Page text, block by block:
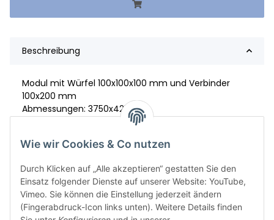
Beschreibung
Modul mit Würfel 100x100x100 mm und Verbinder
100x200 mm
Abmessungen: 3750x4250
Wie wir Cookies & Co nutzen
Durch Klicken auf „Alle akzeptieren“ gestatten Sie den
Einsatz folgender Dienste auf unserer Website: YouTube,
Vimeo. Sie können die Einstellung jederzeit ändern
(Fingerabdruck-Icon links unten). Weitere Details finden